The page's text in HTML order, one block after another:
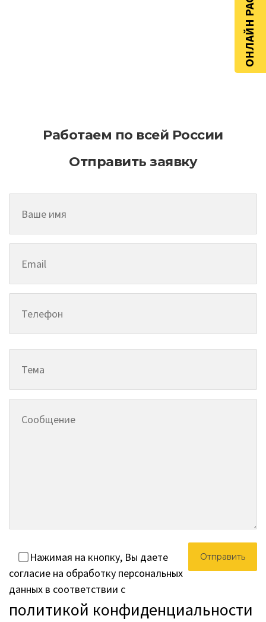
Работаем по всей России
Отправить заявку
Нажимая на кнопку, Вы даете
согласие на обработку персональных
данных в соответствии с
политикой конфиденциальности
ОНЛАЙН РАСЧЁТ